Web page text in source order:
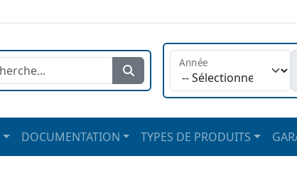
Rechercher
Année
DOCUMENTATION TYPES DE PRODUITS